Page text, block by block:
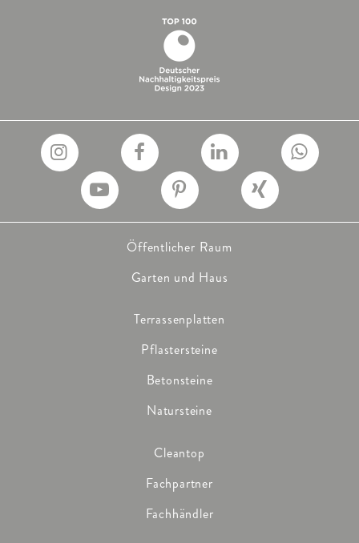
Öffentlicher Raum
Garten und Haus
Terrassenplatten
Pflastersteine
Betonsteine
Natursteine
Cleantop
Fachpartner
Fachhändler